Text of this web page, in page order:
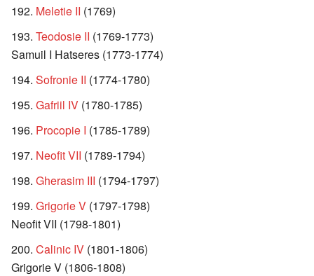
Meletie II (1769)
Teodosie II (1769-1773)
Samuil I Hatseres (1773-1774)
Sofronie II (1774-1780)
Gafriil IV (1780-1785)
Procopie I (1785-1789)
Neofit VII (1789-1794)
Gherasim III (1794-1797)
Grigorie V (1797-1798)
Neofit VII (1798-1801)
Calinic IV (1801-1806)
Grigorie V (1806-1808)